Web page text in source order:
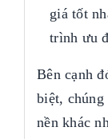
giá tốt
trình ưu
Bên cạnh
biệt, chúng
nền khác